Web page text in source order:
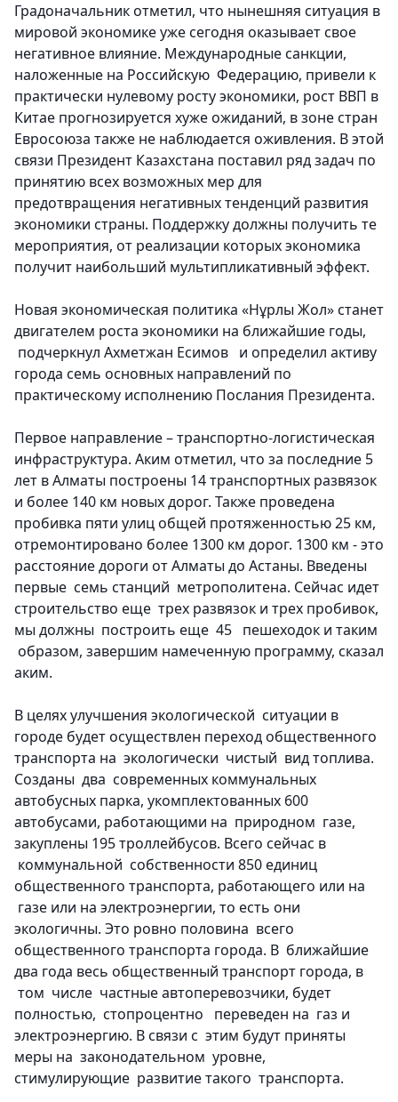
Градоначальник отметил, что нынешняя ситуация в
мировой экономике уже сегодня оказывает свое
негативное влияние. Международные санкции,
наложенные на Российскую Федерацию, привели к
практически нулевому росту экономики, рост ВВП в
Китае прогнозируется хуже ожиданий, в зоне стран
Евросоюза также не наблюдается оживления. В этой
связи Президент Казахстана поставил ряд задач по
принятию всех возможных мер для
предотвращения негативных тенденций развития
экономики страны. Поддержку должны получить те
мероприятия, от реализации которых экономика
получит наибольший мультипликативный эффект.
Новая экономическая политика «Нұрлы Жол» станет
двигателем роста экономики на ближайшие годы,
подчеркнул Ахметжан Есимов и определил активу
города семь основных направлений по
практическому исполнению Послания Президента.
Первое направление – транспортно-логистическая
инфраструктура. Аким отметил, что за последние 5
лет в Алматы построены 14 транспортных развязок
и более 140 км новых дорог. Также проведена
пробивка пяти улиц общей протяженностью 25 км,
отремонтировано более 1300 км дорог. 1300 км - это
расстояние дороги от Алматы до Астаны. Введены
первые семь станций метрополитена. Сейчас идет
строительство еще трех развязок и трех пробивок,
мы должны построить еще 45 пешеходок и таким
образом, завершим намеченную программу, сказал
аким.
В целях улучшения экологической ситуации в
городе будет осуществлен переход общественного
транспорта на экологически чистый вид топлива.
Созданы два современных коммунальных
автобусных парка, укомплектованных 600
автобусами, работающими на природном газе,
закуплены 195 троллейбусов. Всего сейчас в
коммунальной собственности 850 единиц
общественного транспорта, работающего или на
газе или на электроэнергии, то есть они
экологичны. Это ровно половина всего
общественного транспорта города. В ближайшие
два года весь общественный транспорт города, в
том числе частные автоперевозчики, будет
полностью, стопроцентно переведен на газ и
электроэнергию. В связи с этим будут приняты
меры на законодательном уровне,
стимулирующие развитие такого транспорта.